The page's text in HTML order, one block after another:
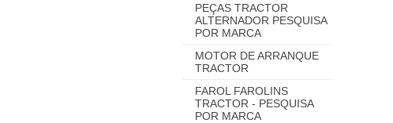
PEÇAS TRACTOR
ALTERNADOR PESQUISA
POR MARCA
MOTOR DE ARRANQUE
TRACTOR
FAROL FAROLINS
TRACTOR - PESQUISA
POR MARCA